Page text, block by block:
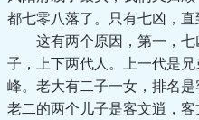
都七零八落了。只有七凶，直
这有两个原因，第一，七
子，上下两代人。上一代是
峰。老大有二子一女，排名
老二的两个儿子是客文逍，客